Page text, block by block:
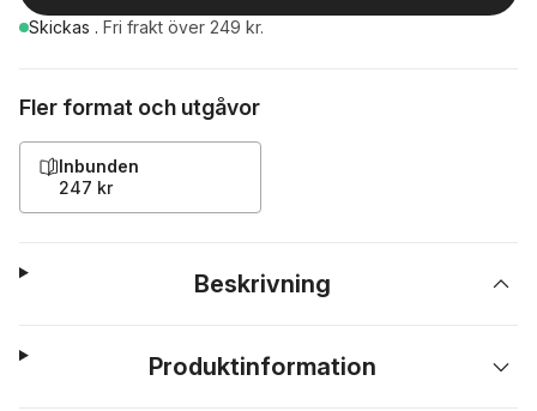
Skickas . Fri frakt över 249 kr.
Fler format och utgåvor
Inbunden
247 kr
Beskrivning
Produktinformation